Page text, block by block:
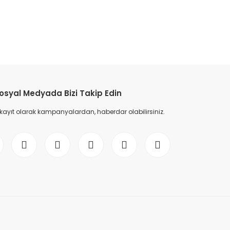
Medyada Bizi Takip Edin
olarak kampanyalardan, haberdar olabilirsiniz.